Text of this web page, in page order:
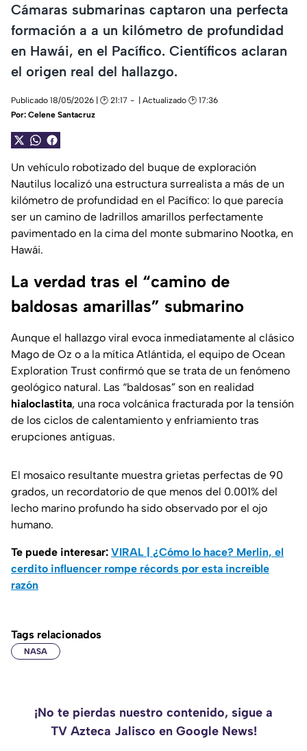
Cámaras submarinas captaron una perfecta
formación a a un kilómetro de profundidad
en Hawái, en el Pacífico. Científicos aclaran
el origen real del hallazgo.
Publicado 18/05/2026 | 🕑 21:17
| Actualizado 🕑 17:36
Por: Celene Santacruz
Un vehículo robotizado del buque de exploración
Nautilus localizó una estructura surrealista a más de un
kilómetro de profundidad en el Pacífico: lo que parecía
ser un camino de ladrillos amarillos perfectamente
pavimentado en la cima del monte submarino Nootka, en
Hawái.
La verdad tras el “camino de
baldosas amarillas” submarino
Aunque el hallazgo viral evoca inmediatamente al clásico
Mago de Oz o a la mítica Atlántida, el equipo de Ocean
Exploration Trust confirmó que se trata de un fenómeno
geológico natural. Las “baldosas” son en realidad
hialoclastita, una roca volcánica fracturada por la tensión
de los ciclos de calentamiento y enfriamiento tras
erupciones antiguas.
El mosaico resultante muestra grietas perfectas de 90
grados, un recordatorio de que menos del 0.001% del
lecho marino profundo ha sido observado por el ojo
humano.
Te puede interesar: VIRAL | ¿Cómo lo hace? Merlin, el
cerdito influencer rompe récords por esta increíble
razón
Tags relacionados
NASA
¡No te pierdas nuestro contenido, sigue a
TV Azteca Jalisco en Google News!